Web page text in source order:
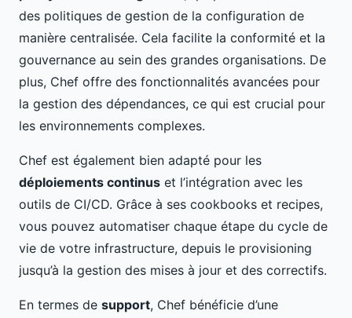
des politiques de gestion de la configuration de
manière centralisée. Cela facilite la conformité et la
gouvernance au sein des grandes organisations. De
plus, Chef offre des fonctionnalités avancées pour
la gestion des dépendances, ce qui est crucial pour
les environnements complexes.
Chef est également bien adapté pour les
déploiements continus et l’intégration avec les
outils de CI/CD. Grâce à ses cookbooks et recipes,
vous pouvez automatiser chaque étape du cycle de
vie de votre infrastructure, depuis le provisioning
jusqu’à la gestion des mises à jour et des correctifs.
En termes de support, Chef bénéficie d’une